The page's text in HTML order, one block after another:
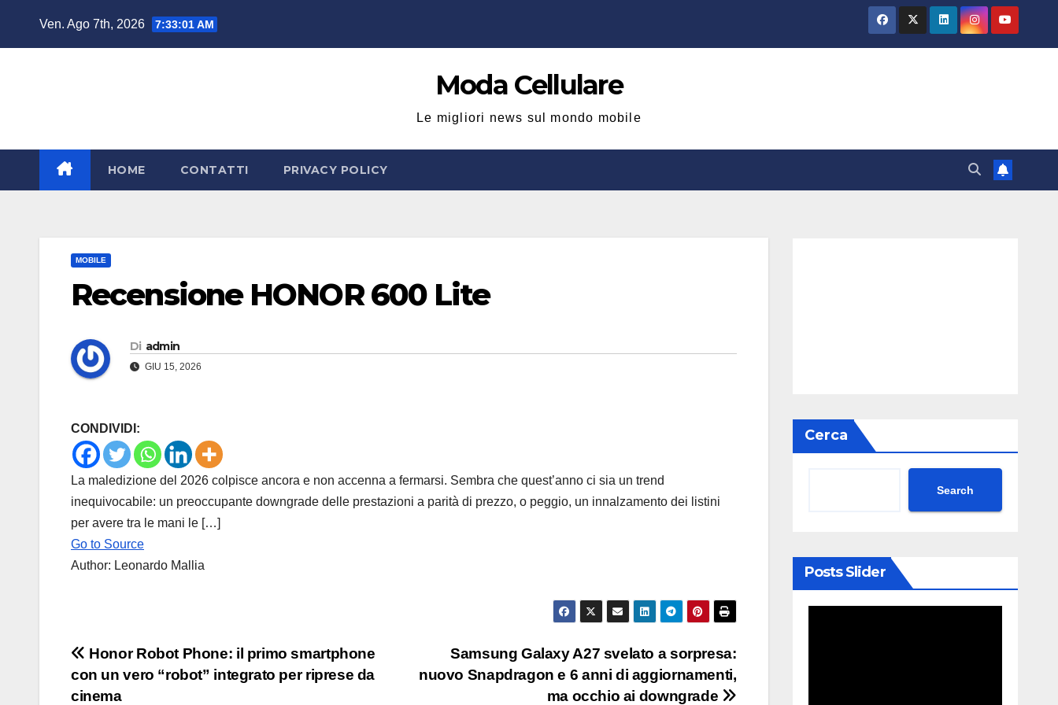
Ven. Ago 7th, 2026 7:33:01 AM
Moda Cellulare
Le migliori news sul mondo mobile
HOME CONTATTI PRIVACY POLICY
MOBILE
Recensione HONOR 600 Lite
Di admin
GIU 15, 2026
CONDIVIDI:
La maledizione del 2026 colpisce ancora e non accenna a fermarsi. Sembra che quest’anno ci sia un trend
inequivocabile: un preoccupante downgrade delle prestazioni a parità di prezzo, o peggio, un innalzamento dei listini
per avere tra le mani le […]
Go to Source
Author: Leonardo Mallia
Navigazione
articoli
Samsung Galaxy A27 svelato a sorpresa:
nuovo Snapdragon e 6 anni di aggiornamenti,
ma occhio ai downgrade
Honor Robot Phone: il primo smartphone
con un vero “robot” integrato per riprese da
cinema
Cerca
Search
Posts Slider